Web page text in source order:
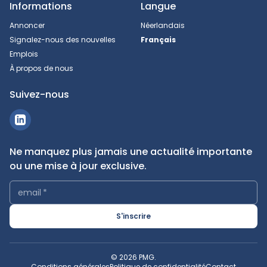
Informations
Annoncer
Signalez-nous des nouvelles
Emplois
À propos de nous
Langue
Néerlandais
Français
Suivez-nous
Ne manquez plus jamais une actualité importante
ou une mise à jour exclusive.
email *
S'inscrire
© 2026 PMG.